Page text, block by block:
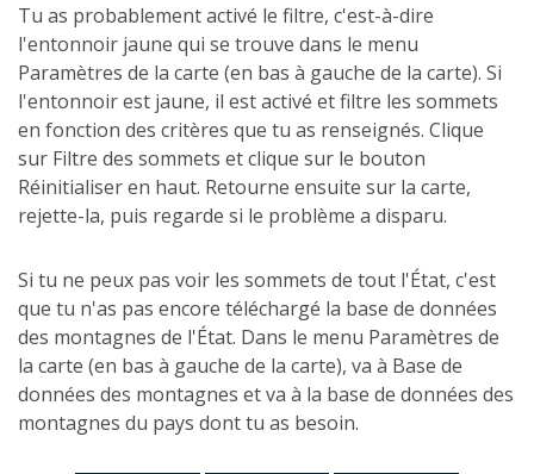
Tu as probablement activé le filtre, c'est-à-dire
l'entonnoir jaune qui se trouve dans le menu
Paramètres de la carte (en bas à gauche de la carte). Si
l'entonnoir est jaune, il est activé et filtre les sommets
en fonction des critères que tu as renseignés. Clique
sur Filtre des sommets et clique sur le bouton
Réinitialiser en haut. Retourne ensuite sur la carte,
rejette-la, puis regarde si le problème a disparu.
Si tu ne peux pas voir les sommets de tout l'État, c'est
que tu n'as pas encore téléchargé la base de données
des montagnes de l'État. Dans le menu Paramètres de
la carte (en bas à gauche de la carte), va à Base de
données des montagnes et va à la base de données des
montagnes du pays dont tu as besoin.